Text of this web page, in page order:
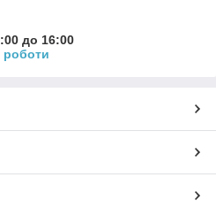
до 16:00
роботи